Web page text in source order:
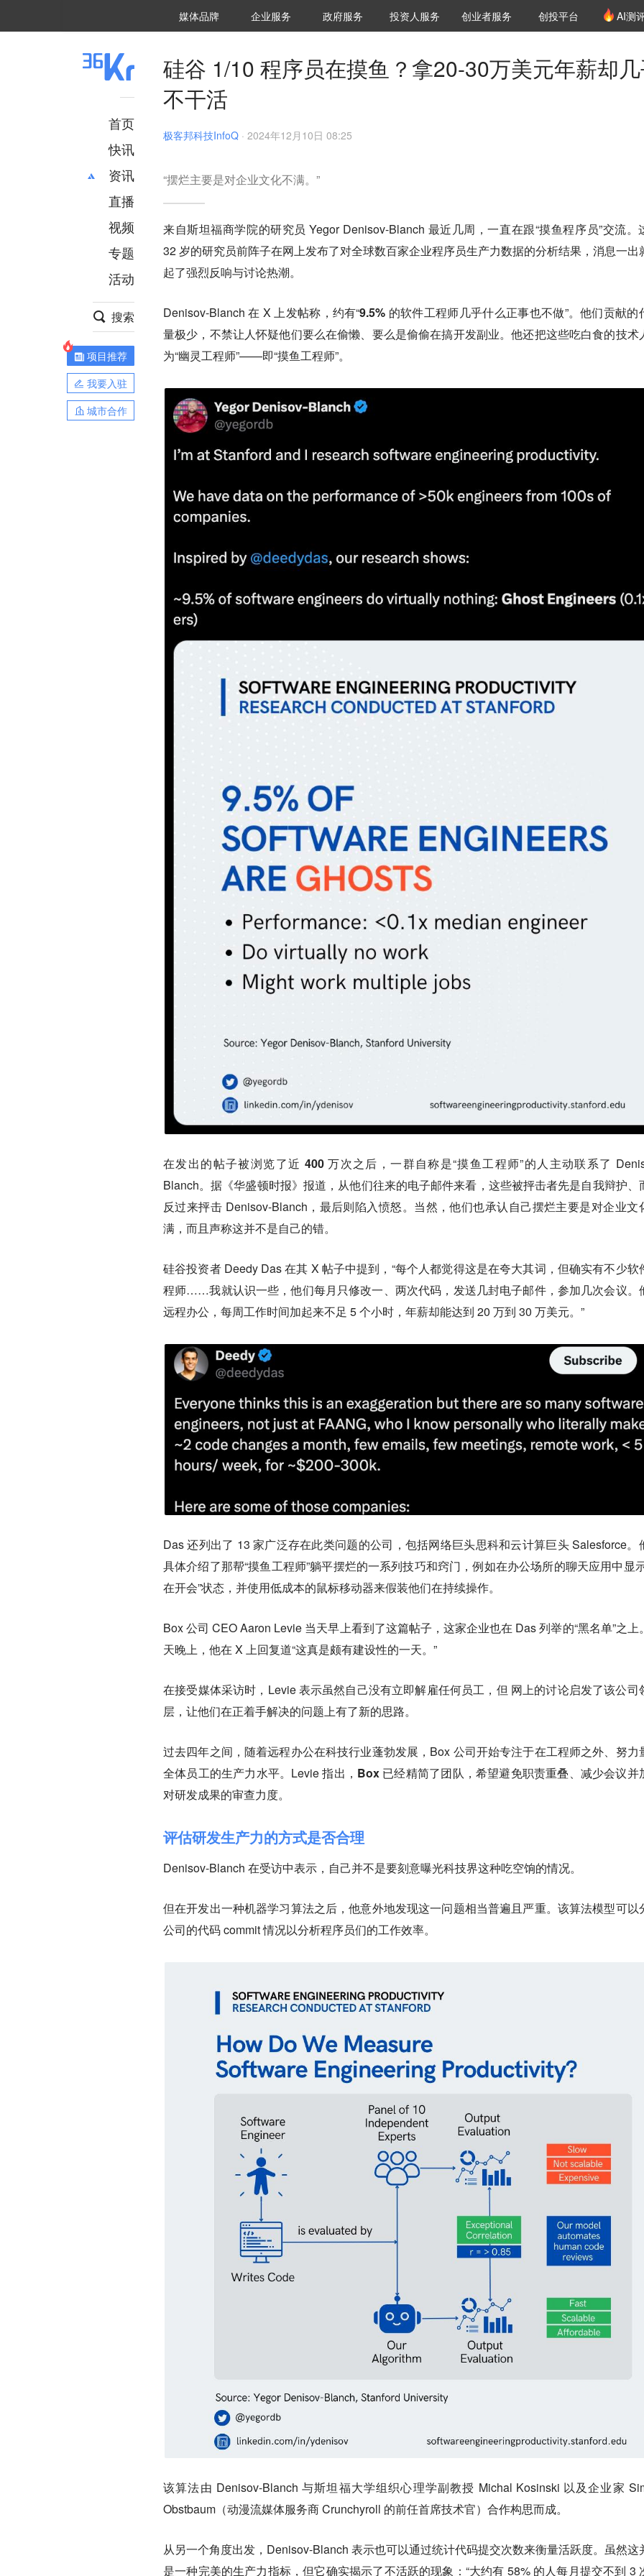
媒体品牌 36Kr研究院
企业服务 城市之窗
政府服务 VClub投资机构库
投资机构职位推介
投资人服务 创投氪堂
创业者服务 创投平台 AI测
首页
快讯
资讯
推荐
财经
项目推荐
安徽
直播
视频
专题
活动
搜索
项目推荐
我要入驻
城市合作
硅谷 1/10 程序员在摸鱼？拿20-30万美元年薪却
不干活
极客邦科技InfoQ · 2024年12月10日 08:25
“摆烂主要是对企业文化不满。”
来自斯坦福商学院的研究员 Yegor Denisov-Blanch 最近几周，一直在跟“摸鱼程序员”交流。
32 岁的研究员前阵子在网上发布了对全球数百家企业程序员生产力数据的分析结果，消息一出
起了强烈反响与讨论热潮。
Denisov-Blanch 在 X 上发帖称，约有“9.5% 的软件工程师几乎什么正事也不做”。他们贡献的
量极少，不禁让人怀疑他们要么在偷懒、要么是偷偷在搞开发副业。他还把这些吃白食的技术
为“幽灵工程师”——即“摸鱼工程师”。
在发出的帖子被浏览了近 400 万次之后，一群自称是“摸鱼工程师”的人主动联系了
Blanch。据《华盛顿时报》报道，从他们往来的电子邮件来看，这些被抨击者先是自我辩护、
反过来抨击 Denisov-Blanch，最后则陷入愤怒。当然，他们也承认自己摆烂主要是对企业文
满，而且声称这并不是自己的错。
硅谷投资者 Deedy Das 在其 X 帖子中提到，“每个人都觉得这是在夸大其词，但确实有不少软
程师……我就认识一些，他们每月只修改一、两次代码，发送几封电子邮件，参加几次会议。
远程办公，每周工作时间加起来不足 5 个小时，年薪却能达到 20 万到 30 万美元。”
Das 还列出了 13 家广泛存在此类问题的公司，包括网络巨头思科和云计算巨头 Salesforce。
具体介绍了那帮“摸鱼工程师”躺平摆烂的一系列技巧和窍门，例如在办公场所的聊天应用中显
在开会”状态，并使用低成本的鼠标移动器来假装他们在持续操作。
Box 公司 CEO Aaron Levie 当天早上看到了这篇帖子，这家企业也在 Das 列举的“黑名单”之上
天晚上，他在 X 上回复道“这真是颇有建设性的一天。”
在接受媒体采访时，Levie 表示虽然自己没有立即解雇任何员工，但 网上的讨论启发了该公司
层，让他们在正着手解决的问题上有了新的思路。
过去四年之间，随着远程办公在科技行业蓬勃发展，Box 公司开始专注于在工程师之外、努力
全体员工的生产力水平。Levie 指出， Box 已经精简了团队，希望避免职责重叠、减少会议并
对研发成果的审查力度。
评估研发生产力的方式是否合理
Denisov-Blanch 在受访中表示，自己并不是要刻意曝光科技界这种吃空饷的情况。
但在开发出一种机器学习算法之后，他意外地发现这一问题相当普遍且严重。该算法模型可以
公司的代码 commit 情况以分析程序员们的工作效率。
该算法由 Denisov-Blanch 与斯坦福大学组织心理学副教授 Michal Kosinski 以及企业家
Obstbaum（动漫流媒体服务商 Crunchyroll 的前任首席技术官）合作构思而成。
从另一个角度出发，Denisov-Blanch 表示也可以通过统计代码提交次数来衡量活跃度。虽然这
是一种完美的生产力指标，但它确实揭示了不活跃的现象：“大约有 58% 的人每月提交不到 3